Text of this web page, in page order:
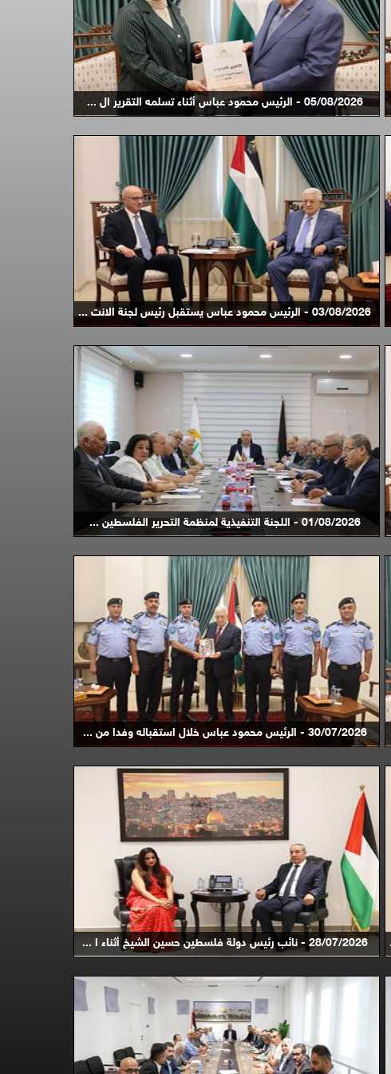
05/08/2026 - الرئيس محمود عباس أثناء تسلمه التقرير ال ...
03/08/2026 - الرئيس محمود عباس يستقبل رئيس لجنة الانت ...
01/08/2026 - اللجنة التنفيذية لمنظمة التحرير الفلسطين ...
30/07/2026 - الرئيس محمود عباس خلال استقباله وفدا من ...
28/07/2026 - نائب رئيس دولة فلسطين حسين الشيخ أثناء ا ...